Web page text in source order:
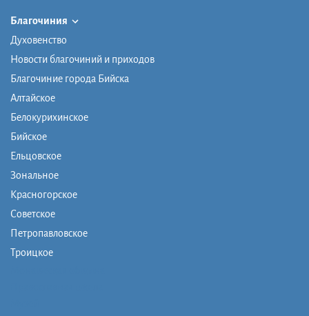
Благочиния
Духовенство
Новости благочиний и приходов
Благочиние города Бийска
Алтайское
Белокурихинское
Бийское
Ельцовское
Зональное
Красногорское
Советское
Петропавловское
Троицкое